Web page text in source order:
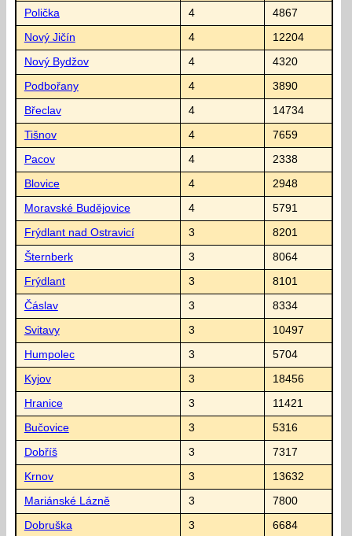
Polička 4 4867
Nový Jičín 4 12204
Nový Bydžov 4 4320
Podbořany 4 3890
Břeclav 4 14734
Tišnov 4 7659
Pacov 4 2338
Blovice 4 2948
Moravské Budějovice 4 5791
Frýdlant nad Ostravicí 3 8201
Šternberk 3 8064
Frýdlant 3 8101
Čáslav 3 8334
Svitavy 3 10497
Humpolec 3 5704
Kyjov 3 18456
Hranice 3 11421
Bučovice 3 5316
Dobříš 3 7317
Krnov 3 13632
Mariánské Lázně 3 7800
Dobruška 3 6684